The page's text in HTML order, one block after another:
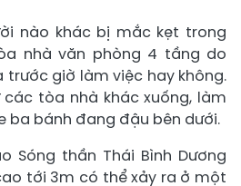
nào khác bị mắc kẹt trong
nhà văn phòng 4 tầng do
giờ làm việc hay không.
tòa nhà khác xuống, làm
ba bánh đang đậu bên dưới.
Sóng thần Thái Bình Dương
tới 3m có thể xảy ra ở một